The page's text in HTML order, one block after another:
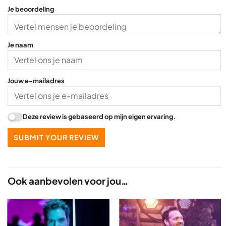
Ook aanbevolen voor jou…
Je beoordeling
Je naam
Jouw e-mailadres
Deze review is gebaseerd op mijn eigen ervaring.
SUBMIT YOUR REVIEW